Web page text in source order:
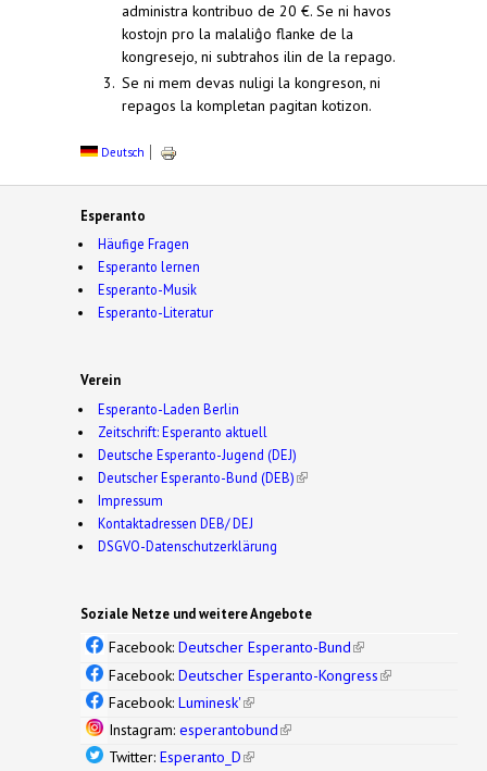
administra kontribuo de 20 €. Se ni havos
kostojn pro la malaliĝo flanke de la
kongresejo, ni subtrahos ilin de la repago.
Se ni mem devas nuligi la kongreson, ni
repagos la kompletan pagitan kotizon.
Deutsch
Esperanto
Häufige Fragen
Esperanto lernen
Esperanto-Musik
Esperanto-Literatur
Verein
Esperanto-Laden Berlin
Zeitschrift: Esperanto aktuell
Deutsche Esperanto-Jugend (DEJ)
Deutscher Esperanto-Bund (DEB)(link is external)
Impressum
Kontaktadressen DEB/ DEJ
DSGVO-Datenschutzerklärung
Soziale Netze und weitere Angebote
Facebook: Deutscher Esperanto-Bund(link is
external)
Facebook: Deutscher Esperanto-Kongress(link is
Facebook: Luminesk'(link is external)
Instagram: esperantobund(link is external)
Twitter: Esperanto_D(link is external)